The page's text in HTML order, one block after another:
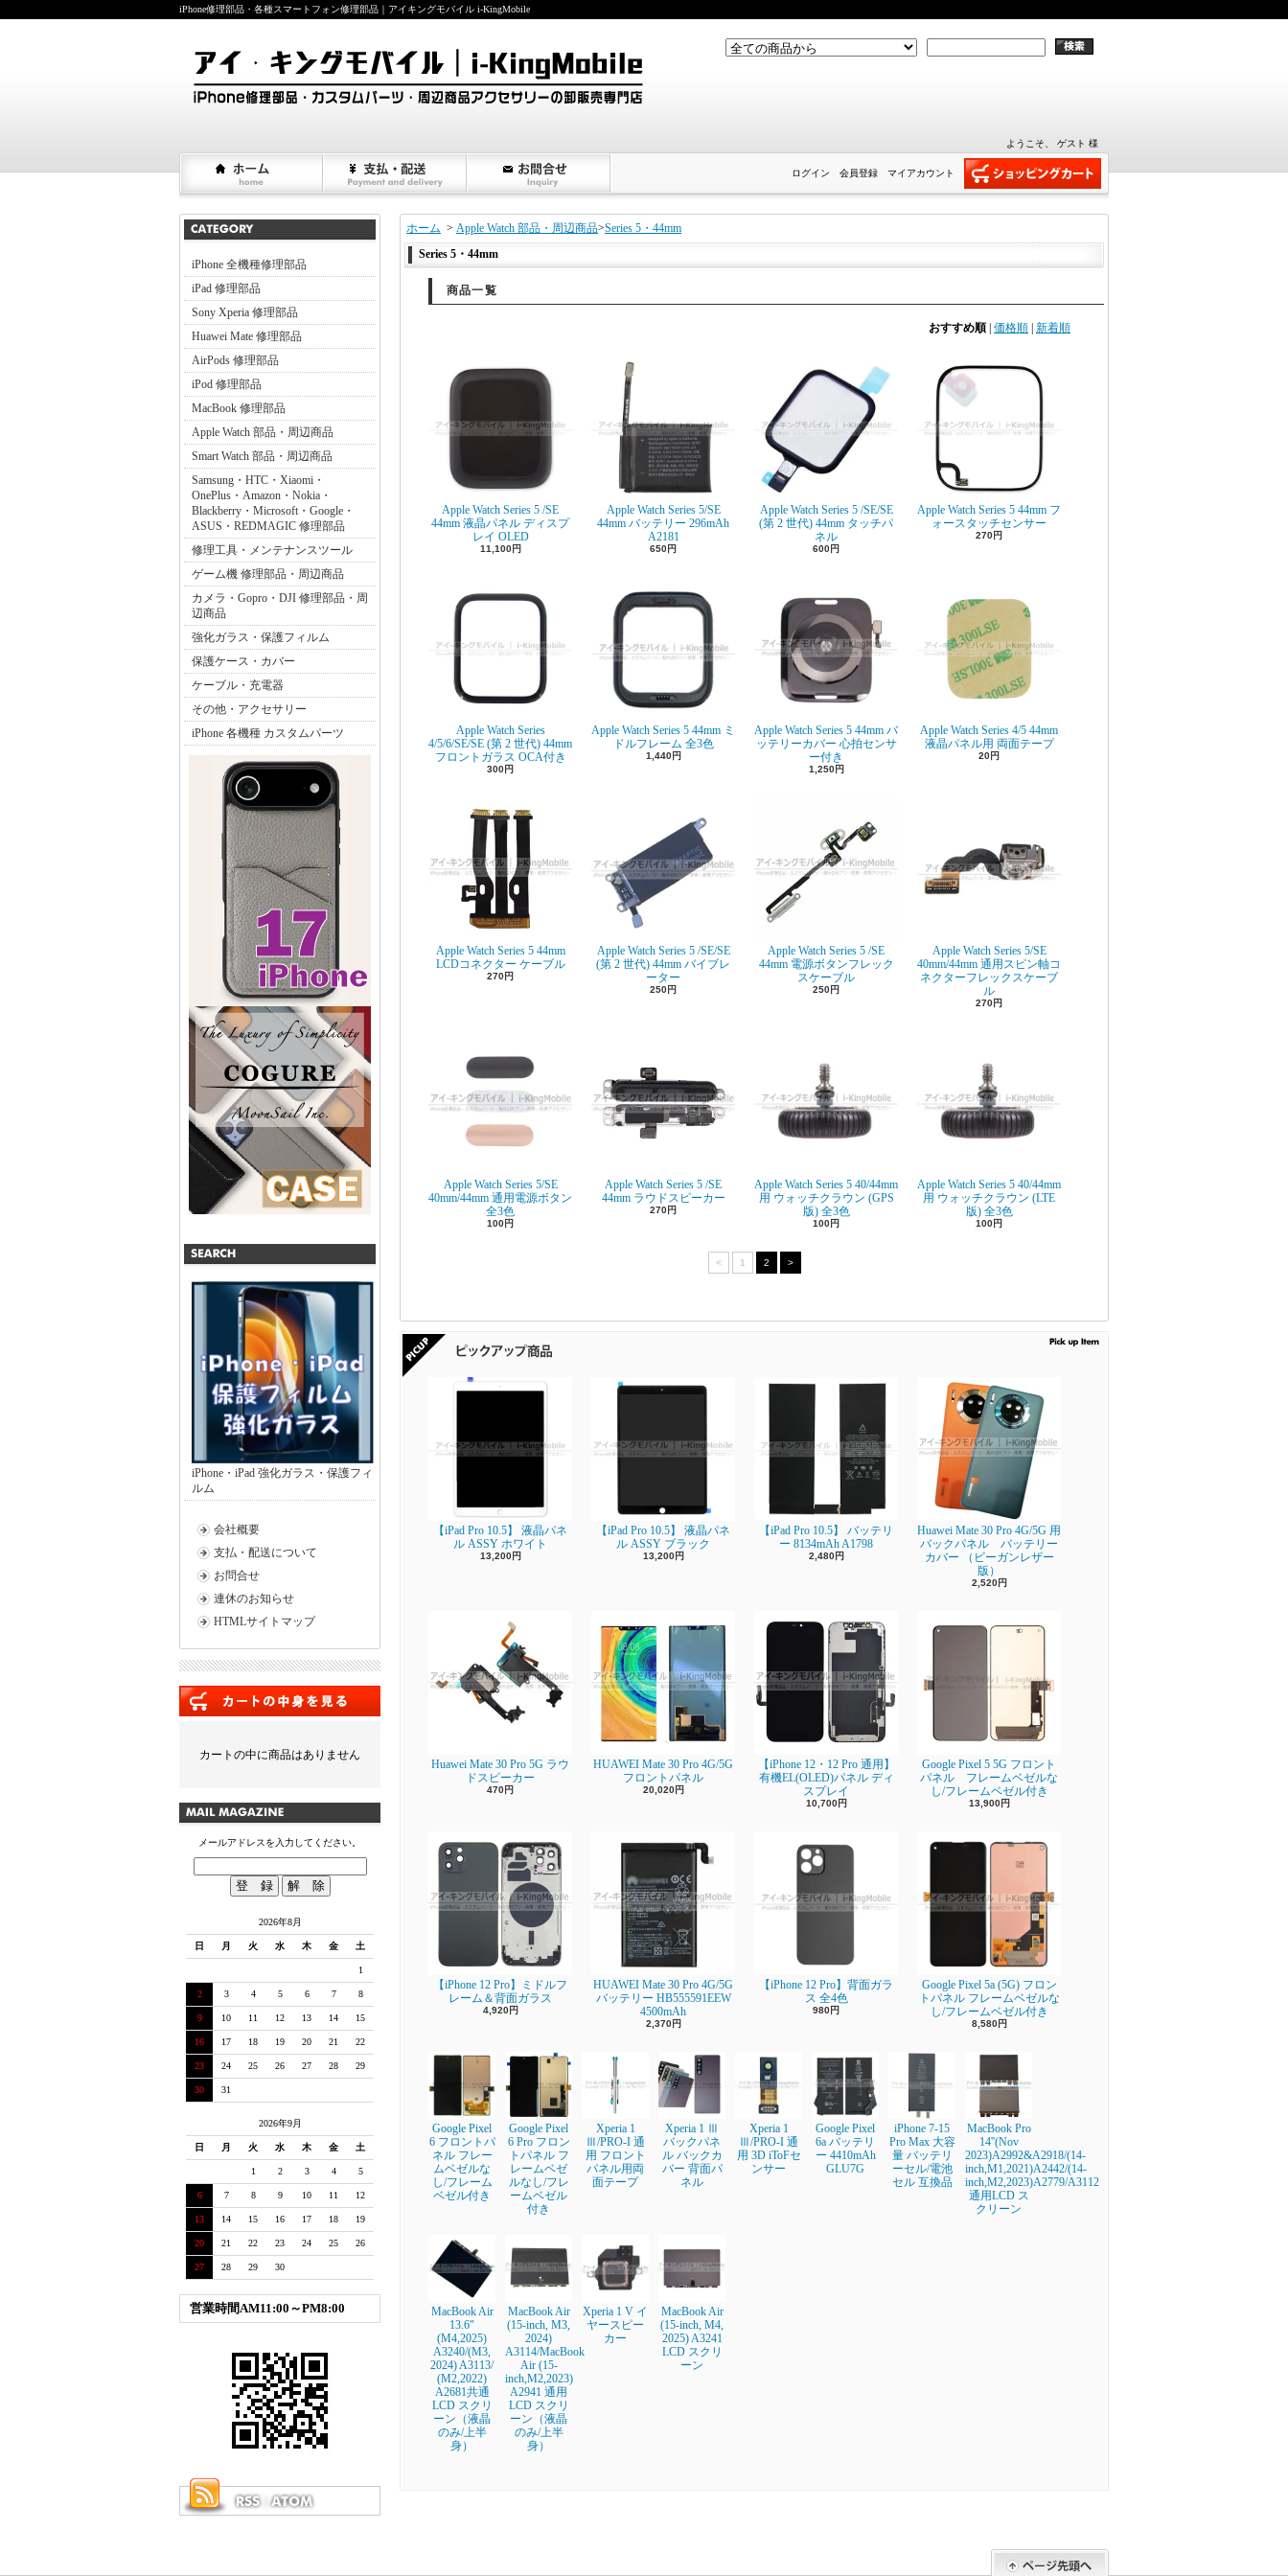
iPhone修理部品・各種スマートフォン修理部品｜アイキングモバイル i-KingMobile
ようこそ、 ゲスト 様
マイアカウント
会員登録
ログイン
iPhone 全機種修理部品
iPad 修理部品
Sony Xperia 修理部品
Huawei Mate 修理部品
AirPods 修理部品
iPod 修理部品
MacBook 修理部品
Apple Watch 部品・周辺商品
Smart Watch 部品・周辺商品
Samsung・HTC・Xiaomi・
OnePlus・Amazon・Nokia・
Blackberry・Microsoft・Google・
ASUS・REDMAGIC 修理部品
修理工具・メンテナンスツール
ゲーム機 修理部品・周辺商品
カメラ・Gopro・DJI 修理部品・周
辺商品
強化ガラス・保護フィルム
保護ケース・カバー
ケーブル・充電器
その他・アクセサリー
iPhone 各機種 カスタムパーツ
iPhone・iPad 強化ガラス・保護フィ
ルム
会社概要
支払・配送について
お問合せ
連休のお知らせ
HTMLサイトマップ
カートの中に商品はありません
メールアドレスを入力してください。
2026年8月
日 月 火 水 木 金 土
1
2 3 4 5 6 7 8
9 10 11 12 13 14 15
16 17 18 19 20 21 22
23 24 25 26 27 28 29
30 31
2026年9月
日 月 火 水 木 金 土
1 2 3 4 5
6 7 8 9 10 11 12
13 14 15 16 17 18 19
20 21 22 23 24 25 26
27 28 29 30
営業時間AM11:00～PM8:00
ホーム > Apple Watch 部品・周辺商品>Series 5・44mm
Series 5・44mm
商品一覧
おすすめ順 価格順 新着順
Apple Watch Series 5 /SE
44mm 液晶パネル ディスプ
レイ OLED
11,100円
Apple Watch Series 5/SE
44mm バッテリー 296mAh
A2181
650円
Apple Watch Series 5 /SE/SE
(第 2 世代) 44mm タッチパ
ネル
600円
Apple Watch Series 5 44mm フ
ォースタッチセンサー
270円
Apple Watch Series
4/5/6/SE/SE (第 2 世代) 44mm
フロントガラス OCA付き
300円
Apple Watch Series 5 44mm ミ
ドルフレーム 全3色
1,440円
Apple Watch Series 5 44mm バ
ッテリーカバー 心拍センサ
ー付き
1,250円
Apple Watch Series 4/5 44mm
液晶パネル用 両面テープ
20円
Apple Watch Series 5 44mm
LCDコネクター ケーブル
270円
Apple Watch Series 5 /SE/SE
(第 2 世代) 44mm バイブレ
ーター
250円
Apple Watch Series 5 /SE
44mm 電源ボタンフレック
スケーブル
250円
Apple Watch Series 5/SE
40mm/44mm 通用スピン軸コ
ネクターフレックスケーブ
ル
270円
Apple Watch Series 5/SE
40mm/44mm 通用電源ボタン
全3色
100円
Apple Watch Series 5 /SE
44mm ラウドスピーカー
270円
Apple Watch Series 5 40/44mm
用 ウォッチクラウン (GPS
版) 全3色
100円
Apple Watch Series 5 40/44mm
用 ウォッチクラウン (LTE
版) 全3色
100円
< 1 2 >
【iPad Pro 10.5】 液晶パネ
ル ASSY ホワイト
13,200円
【iPad Pro 10.5】 液晶パネ
ル ASSY ブラック
13,200円
【iPad Pro 10.5】 バッテリ
ー 8134mAh A1798
2,480円
Huawei Mate 30 Pro 4G/5G 用
バックパネル バッテリー
カバー （ビーガンレザー
版）
2,520円
Huawei Mate 30 Pro 5G ラウ
ドスピーカー
470円
HUAWEI Mate 30 Pro 4G/5G
フロントパネル
20,020円
【iPhone 12・12 Pro 通用】
有機EL(OLED)パネル ディ
スプレイ
10,700円
Google Pixel 5 5G フロント
パネル フレームベゼルな
し/フレームベゼル付き
13,900円
【iPhone 12 Pro】ミドルフ
レーム＆背面ガラス
4,920円
HUAWEI Mate 30 Pro 4G/5G
バッテリー HB555591EEW
4500mAh
2,370円
【iPhone 12 Pro】背面ガラ
ス 全4色
980円
Google Pixel 5a (5G) フロン
トパネル フレームベゼルな
し/フレームベゼル付き
8,580円
Google Pixel
6 フロントパ
ネル フレー
ムベゼルな
し/フレーム
ベゼル付き
Google Pixel
6 Pro フロン
トパネル フ
レームベゼ
ルなし/フレ
ームベゼル
付き
Xperia 1
Ⅲ/PRO-I 通
用 フロント
パネル用両
面テープ
Xperia 1 Ⅲ
バックパネ
ル バックカ
バー 背面パ
ネル
Xperia 1
Ⅲ/PRO-I 通
用 3D iToFセ
ンサー
Google Pixel
6a バッテリ
ー 4410mAh
GLU7G
iPhone 7-15
Pro Max 大容
量 バッテリ
ーセル/電池
セル 互換品
MacBook Pro
14''(Nov
2023)A2992&A2918/(14-
inch,M1,2021)A2442/(14-
inch,M2,2023)A2779/A3112
通用LCD ス
クリーン
MacBook Air
13.6"
(M4,2025)
A3240/(M3,
2024) A3113/
(M2,2022)
A2681共通
LCD スクリ
ーン（液晶
のみ/上半
身）
MacBook Air
(15-inch, M3,
2024)
A3114/MacBook
Air (15-
inch,M2,2023)
A2941 通用
LCD スクリ
ーン（液晶
のみ/上半
身）
Xperia 1 V イ
ヤースピー
カー
MacBook Air
(15-inch, M4,
2025) A3241
LCD スクリ
ーン